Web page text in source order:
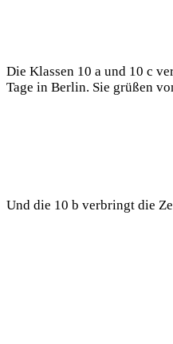
Die Klassen 10 a und 10 c
Tage in Berlin. Sie grüßen
Und die 10 b verbringt die